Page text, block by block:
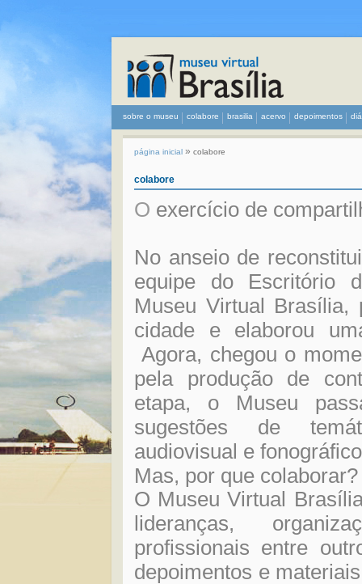
sobre o museu colabore brasilia acervo depoimentos
página inicial » colabore
colabore
O exercício de
No anseio de
equipe do Escritório
Museu Virtual Brasília,
cidade e elaborou
Agora, chegou o
pela produção de
etapa, o Museu
sugestões de
audiovisual e
Mas, por que
O Museu Virtual
lideranças,
profissionais entre
depoimentos e